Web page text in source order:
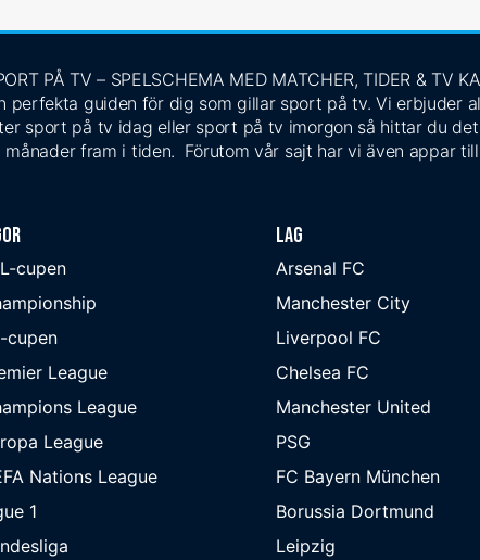
PÅ TV – SPELSCHEMA MED MATCHER, TIDER & TV
perfekta guiden för dig som gillar sport på tv. Vi erbjuder
sport på tv idag eller sport på tv imorgon så hittar du
fram i tiden. Förutom vår sajt har vi även appar till
cupen
cupen
League
League
League
Nations League
1
Lag
Arsenal FC
Manchester City
Liverpool FC
Chelsea FC
Manchester United
PSG
FC Bayern München
Borussia Dortmund
Leipzig